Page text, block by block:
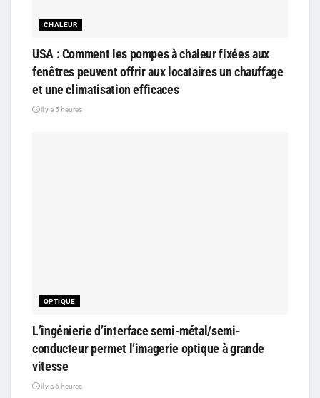
CHALEUR
USA : Comment les pompes à chaleur fixées aux
fenêtres peuvent offrir aux locataires un chauffage
et une climatisation efficaces
il y a 5 heures
OPTIQUE
L’ingénierie d’interface semi-métal/semi-
conducteur permet l’imagerie optique à grande
vitesse
il y a 6 heures